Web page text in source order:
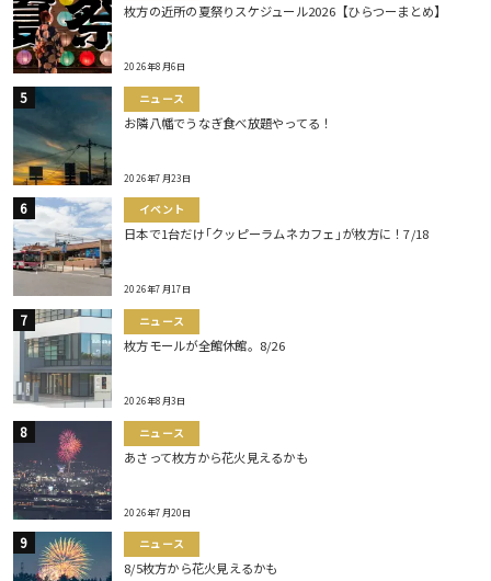
枚方の近所の夏祭りスケジュール2026【ひらつーまとめ】
2026年8月6日
ニュース
お隣八幡でうなぎ食べ放題やってる！
2026年7月23日
イベント
日本で1台だけ｢クッピーラムネカフェ｣が枚方に！7/18
2026年7月17日
ニュース
枚方モールが全館休館。8/26
2026年8月3日
ニュース
あさって枚方から花火見えるかも
2026年7月20日
ニュース
8/5枚方から花火見えるかも